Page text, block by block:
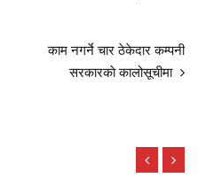
काम नगर्ने चार ठेकेदार कम्पनी
सरकारकाे कालोसूचीमा